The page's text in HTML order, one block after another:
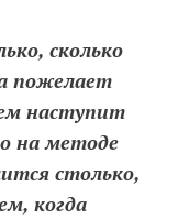
сколько
пожелает
наступит
на методе
столько,
когда